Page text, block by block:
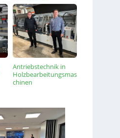
Antriebstechnik in
Holzbearbeitungsmas
chinen